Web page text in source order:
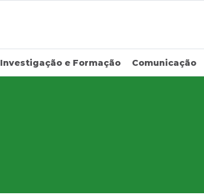
Investigação e Formação Comunicação